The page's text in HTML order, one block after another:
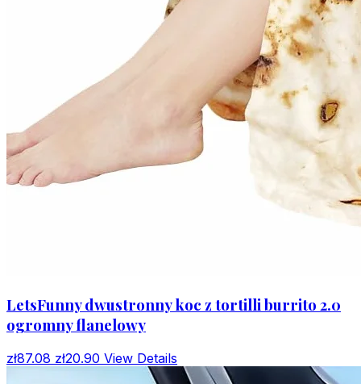
LetsFunny dwustronny koc z tortilli burrito 2.0
ogromny flanelowy
zł87.08 zł20.90 View Details